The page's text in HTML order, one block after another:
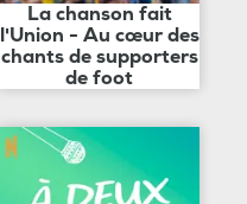
La chanson fait
l'Union - Au cœur des
chants de supporters
de foot